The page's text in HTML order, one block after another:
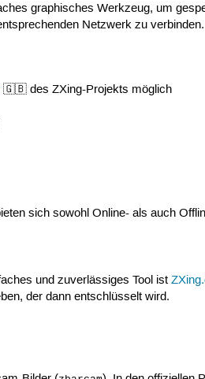
graphisches Werkzeug, um
Netzwerk zu verbinden.
🇬🇧 des ZXing-Projekts möglich
sich sowohl Online- als auch
und zuverlässiges Tool ist
der dann entschlüsselt wird.